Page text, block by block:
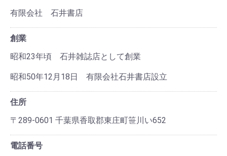
有限会社 石井書店
創業
昭和23年頃 石井雑誌店として創業
昭和50年12月18日 有限会社石井書店設立
住所
〒289-0601 千葉県香取郡東庄町笹川い652
電話番号